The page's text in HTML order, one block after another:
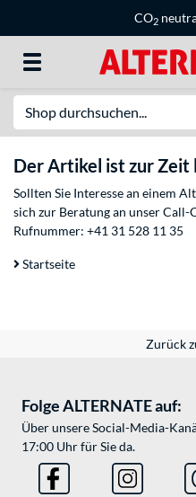
CO2
Der Artikel ist zur Zeit
Sollten Sie Interesse an einem
sich zur Beratung an unser Call-
Rufnummer: +41 31 528 11 35
Startseite
Zurück
Folge ALTERNATE auf:
Über unsere Social-Media-
17:00 Uhr für Sie da.